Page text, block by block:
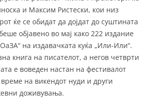
и Максим Ристески, кои низ
ќе се обидат да дојдат до суштината
објавено во мај како 222 издание
на издавачката куќа „Или-Или“.
книга на писателот, а негов четврти
е воведен настан на фестивалот
време на викендот нуди и други
доживувања.